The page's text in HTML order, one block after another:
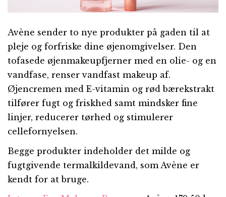
Avène sender to nye produkter på gaden til at
pleje og forfriske dine øjenomgivelser. Den
tofasede øjenmakeupfjerner med en olie- og en
vandfase, renser vandfast makeup af.
Øjencremen med E-vitamin og rød bærekstrakt
tilfører fugt og friskhed samt mindsker fine
linjer, reducerer tørhed og stimulerer
cellefornyelsen.
Begge produkter indeholder det milde og
fugtgivende termalkildevand, som Avène er
kendt for at bruge.